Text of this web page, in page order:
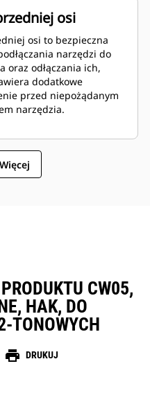
osi
osi to bezpieczna
narzędzi do
oraz odłączania ich,
dodatkowe
przed niepożądanym
narzędzia.
CW05,
HAK, DO
TONOWYCH
print DRUKUJ